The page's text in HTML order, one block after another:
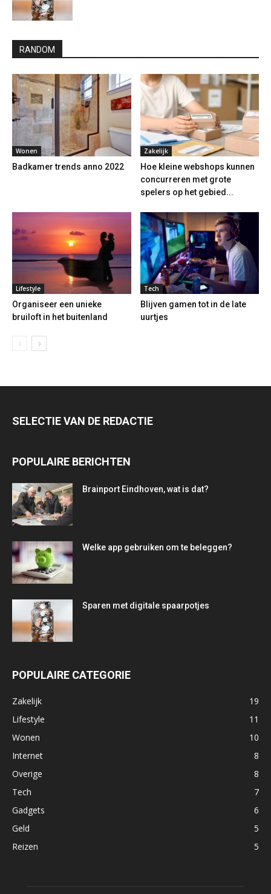
RANDOM
Wonen
Badkamer trends anno 2022
Zakelijk
Hoe kleine webshops kunnen
concurreren met grote
spelers op het gebied...
Lifestyle
Organiseer een unieke
bruiloft in het buitenland
Tech
Blijven gamen tot in de late
uurtjes
SELECTIE VAN DE REDACTIE
POPULAIRE BERICHTEN
Brainport Eindhoven, wat is dat?
Welke app gebruiken om te beleggen?
Sparen met digitale spaarpotjes
POPULAIRE CATEGORIE
Zakelijk
19
Lifestyle
11
Wonen
10
Internet
8
Overige
8
Tech
7
Gadgets
6
Geld
5
Reizen
5